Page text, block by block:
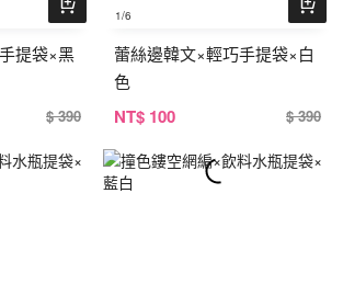
提袋×黑
$ 390
1/6
蕾絲邊韓文×輕巧手提袋×白
色
NT$ 100 $ 390